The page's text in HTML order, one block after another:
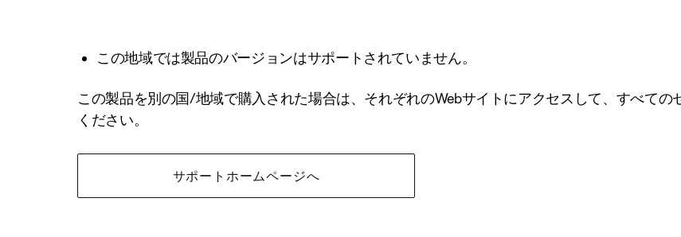
この地域では製品のバージョンはサポートされていません。
この製品を別の国/地域で購入された場合は、それぞれのWebサイトにアクセスして、すべて
ください。
サポートホームページへ